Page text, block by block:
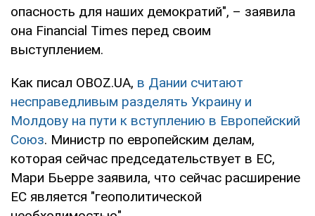
опасность для наших демократий", – заявила
она Financial Times перед своим
выступлением.
Как писал OBOZ.UA, в Дании считают
несправедливым разделять Украину и
Молдову на пути к вступлению в Европейский
Союз. Министр по европейским делам,
которая сейчас председательствует в ЕС,
Мари Бьерре заявила, что сейчас расширение
ЕС является "геополитической